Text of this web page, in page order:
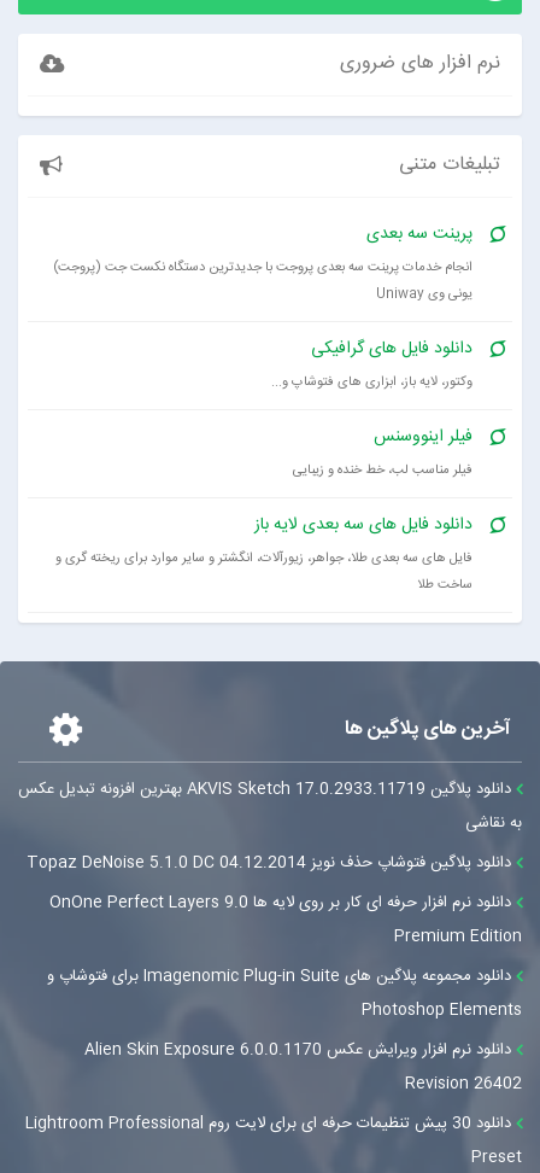
نرم افزار های ضروری
تبلیغات متنی
پرینت سه بعدی
انجام خدمات پرینت سه بعدی پروجت با جدیدترین دستگاه نکست جت (پروجت)
یونی وی Uniway
دانلود فایل های گرافیکی
وکتور، لایه باز، ابزاری های فتوشاپ و...
فیلر اینووسنس
فیلر مناسب لب، خط خنده و زیبایی
دانلود فایل های سه بعدی لایه باز
فایل های سه بعدی طلا، جواهر، زیورآلات، انگشتر و سایر موارد برای ریخته گری و
ساخت طلا
آخرین های پلاگین ها
دانلود پلاگین AKVIS Sketch 17.0.2933.11719 بهترین افزونه تبدیل عکس
به نقاشی
دانلود پلاگین فتوشاپ حذف نویز Topaz DeNoise 5.1.0 DC 04.12.2014
دانلود نرم افزار حرفه ای کار بر روی لایه ها OnOne Perfect Layers 9.0
Premium Edition
دانلود مجموعه پلاگین های Imagenomic Plug-in Suite برای فتوشاپ و
Photoshop Elements
دانلود نرم افزار ویرایش عکس Alien Skin Exposure 6.0.0.1170
Revision 26402
دانلود 30 پیش تنظیمات حرفه ای برای لایت روم Lightroom Professional
Preset